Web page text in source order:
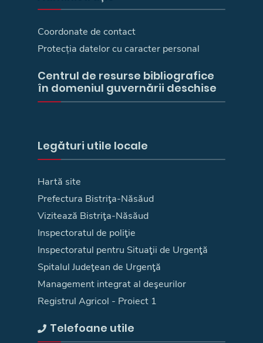
Coordonate de contact
Protecția datelor cu caracter personal
Centrul de resurse bibliografice
în domeniul guvernării deschise
Legături utile locale
Hartă site
Prefectura Bistriţa-Năsăud
Vizitează Bistriţa-Năsăud
Inspectoratul de poliţie
Inspectoratul pentru Situaţii de Urgenţă
Spitalul Judeţean de Urgenţă
Management integrat al deşeurilor
Registrul Agricol - Proiect 1
Telefoane utile